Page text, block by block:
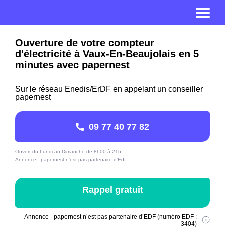
Ouverture de votre compteur
d'électricité à Vaux-En-Beaujolais en 5
minutes avec papernest
Sur le réseau Enedis/ErDF en appelant un conseiller
papernest
09 77 40 77 82
Ouvert du Lundi au Dimanche de 8h00 à 21h
Annonce - papernest n'est pas partenaire d'Edf
Rappel gratuit
Annonce - papernest n’est pas partenaire d’EDF (numéro EDF :
3404)